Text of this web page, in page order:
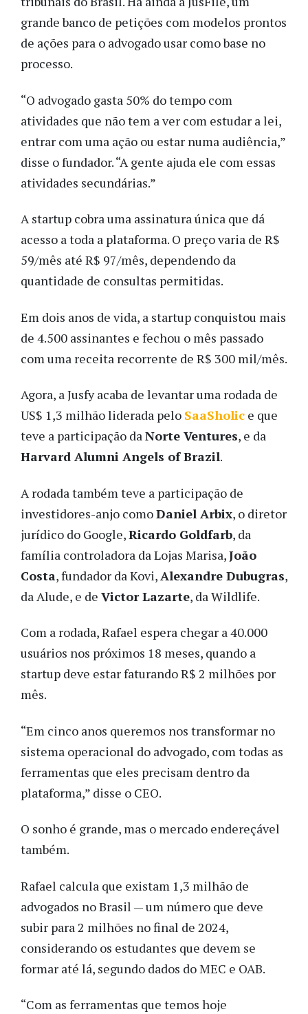
grande banco de petições com modelos prontos
de ações para o advogado usar como base no
processo.
“O advogado gasta 50% do tempo com
atividades que não tem a ver com estudar a lei,
entrar com uma ação ou estar numa audiência,”
disse o fundador. “A gente ajuda ele com essas
atividades secundárias.”
A startup cobra uma assinatura única que dá
acesso a toda a plataforma. O preço varia de R$
59/mês até R$ 97/mês, dependendo da
quantidade de consultas permitidas.
Em dois anos de vida, a startup conquistou mais
de 4.500 assinantes e fechou o mês passado
com uma receita recorrente de R$ 300 mil/mês.
Agora, a Jusfy acaba de levantar uma rodada de
US$ 1,3 milhão liderada pelo SaaSholic e que
teve a participação daNorte Ventures, e da
Harvard Alumni Angels of Brazil.
A rodada também teve a participação de
investidores-anjo comoDaniel Arbix, o diretor
jurídico do Google,Ricardo Goldfarb, da
família controladora da Lojas Marisa,João
Costa, fundador da Kovi,Alexandre Dubugras,
da Alude, e de Victor Lazarte, da Wildlife.
Com a rodada, Rafael espera chegar a 40.000
usuários nos próximos 18 meses, quando a
startup deve estar faturando R$ 2 milhões por
mês.
“Em cinco anos queremos nos transformar no
sistema operacional do advogado, com todas as
ferramentas que eles precisam dentro da
plataforma,” disse o CEO.
O sonho é grande, mas o mercado endereçável
também.
Rafael calcula que existam 1,3 milhão de
advogados no Brasil —um número que deve
subir para 2 milhões no final de 2024,
considerando os estudantes que devem se
formar até lá, segundo dados do MEC e OAB.
“Com as ferramentas que temos hoje